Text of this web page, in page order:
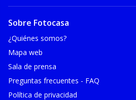
Sobre Fotocasa
¿Quiénes somos?
Mapa web
Sala de prensa
Preguntas frecuentes - FAQ
Política de privacidad